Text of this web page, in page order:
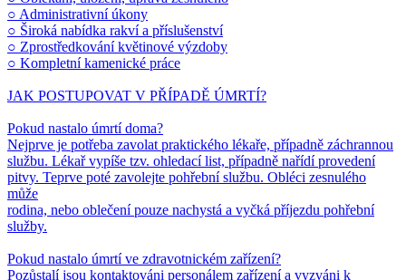
○ Administrativní úkony
○ Široká nabídka rakví a příslušenství
○ Zprostředkování květinové výzdoby
○ Kompletní kamenické práce
JAK POSTUPOVAT V PŘÍPADĚ ÚMRTÍ?
Pokud nastalo úmrtí doma?
Nejprve je potřeba zavolat praktického lékaře, případně záchrannou
službu. Lékař vypíše tzv. ohledací list, případně nařídí provedení
pitvy. Teprve poté zavolejte pohřební službu. Obléci zesnulého
může
rodina, nebo oblečení pouze nachystá a vyčká příjezdu pohřební
služby.
Pokud nastalo úmrtí ve zdravotnickém zařízení?
Pozůstalí jsou kontaktováni personálem zařízení a vyzváni k